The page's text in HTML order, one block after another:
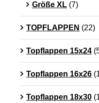
Größe XL (7)
TOPFLAPPEN (22)
Topflappen 15x24
Topflappen 16x26
Topflappen 18x30